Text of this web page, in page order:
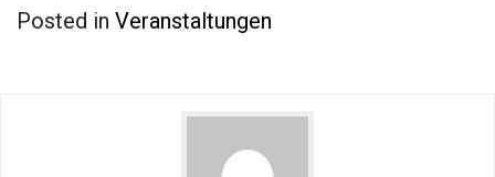
Posted in Veranstaltungen